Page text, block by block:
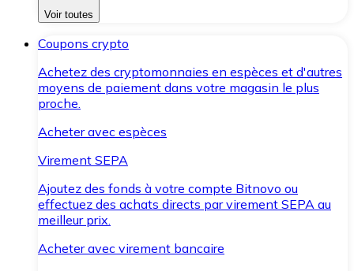
Voir toutes
Coupons crypto
Achetez des cryptomonnaies en espèces et d'autres
moyens de paiement dans votre magasin le plus
proche.
Acheter avec espèces
Virement SEPA
Ajoutez des fonds à votre compte Bitnovo ou
effectuez des achats directs par virement SEPA au
meilleur prix.
Acheter avec virement bancaire